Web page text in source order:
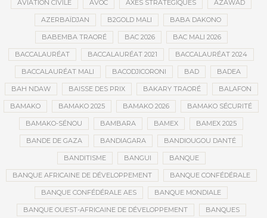
AVIATION CIVILE AVOC AXES STRATÉGIQUES AZAWAD
AZERBAÏDJAN B2GOLD MALI BABA DAKONO
BABEMBA TRAORÉ BAC 2026 BAC MALI 2026
BACCALAURÉAT BACCALAURÉAT 2021 BACCALAURÉAT 2024
BACCALAURÉAT MALI BACODJICORONI BAD BADEA
BAH NDAW BAISSE DES PRIX BAKARY TRAORÉ BALAFON
BAMAKO BAMAKO 2025 BAMAKO 2026 BAMAKO SÉCURITÉ
BAMAKO-SÉNOU BAMBARA BAMEX BAMEX 2025
BANDE DE GAZA BANDIAGARA BANDIOUGOU DANTÉ
BANDITISME BANGUI BANQUE
BANQUE AFRICAINE DE DÉVELOPPEMENT BANQUE CONFÉDÉRALE
BANQUE CONFÉDÉRALE AES BANQUE MONDIALE
BANQUE OUEST-AFRICAINE DE DÉVELOPPEMENT BANQUES